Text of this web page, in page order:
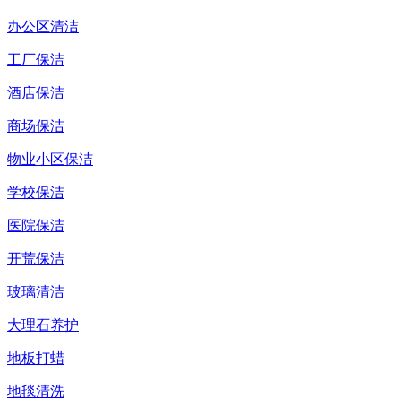
办公区清洁
工厂保洁
酒店保洁
商场保洁
物业小区保洁
学校保洁
医院保洁
开荒保洁
玻璃清洁
大理石养护
地板打蜡
地毯清洗